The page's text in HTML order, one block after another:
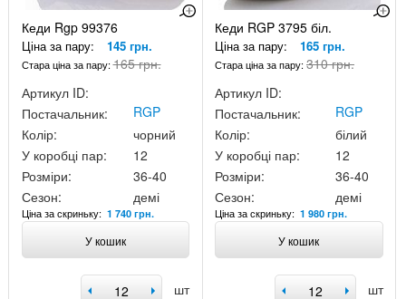
Кеди Rgp 99376
Ціна за пару: 145 грн.
Стара ціна за пару:165 грн.
Артикул ID:
Постачальник:
RGP
Колір:
чорний
У коробці пар:
12
Розміри:
36-40
Сезон:
демі
Ціна за скриньку: 1 740 грн.
У кошик
шт
Кеди RGP 3795 біл.
Ціна за пару: 165 грн.
Стара ціна за пару:310 грн.
Артикул ID:
Постачальник:
RGP
Колір:
білий
У коробці пар:
12
Розміри:
36-40
Сезон:
демі
Ціна за скриньку:1 980 грн.
У кошик
шт